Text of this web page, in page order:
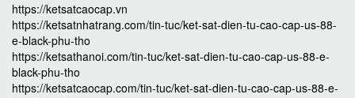
https://ketsatcaocap.vn
https://ketsatnhatrang.com/tin-tuc/ket-sat-dien-tu-cao-cap-us-88-
e-black-phu-tho
https://ketsathanoi.com/tin-tuc/ket-sat-dien-tu-cao-cap-us-88-e-
black-phu-tho
https://ketsatcaocap.com/tin-tuc/ket-sat-dien-tu-cao-cap-us-88-e-